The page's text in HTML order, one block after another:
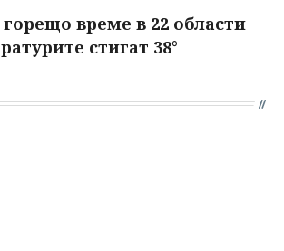
време в 22 области
стигат 38°